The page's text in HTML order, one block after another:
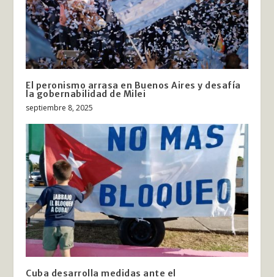
El peronismo arrasa en Buenos Aires y desafía
la gobernabilidad de Milei
septiembre 8, 2025
Cuba desarrolla medidas ante el